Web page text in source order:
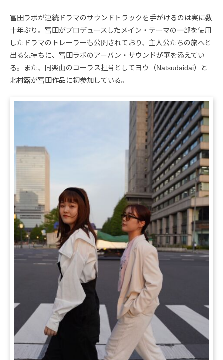
冨田ラボが連続ドラマのサウンドトラックを手がけるのは実に数
十年ぶり。冨田がプロデュースしたメイン・テーマの一部を使用
したドラマのトレーラーも公開されており、主人公たちの旅へと
出る気持ちに、冨田ラボのアーバン・サウンドが華を添えてい
る。また、同楽曲のコーラス担当としてヨウ（Natsudaidai）と
北村蕗が冨田作品に初参加している。